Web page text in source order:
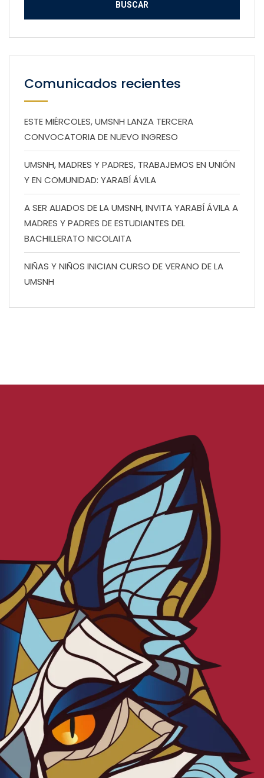
Comunicados recientes
ESTE MIÉRCOLES, UMSNH LANZA TERCERA
CONVOCATORIA DE NUEVO INGRESO
UMSNH, MADRES Y PADRES, TRABAJEMOS EN UNIÓN
Y EN COMUNIDAD: YARABÍ ÁVILA
A SER ALIADOS DE LA UMSNH, INVITA YARABÍ ÁVILA A
MADRES Y PADRES DE ESTUDIANTES DEL
BACHILLERATO NICOLAITA
NIÑAS Y NIÑOS INICIAN CURSO DE VERANO DE LA
UMSNH